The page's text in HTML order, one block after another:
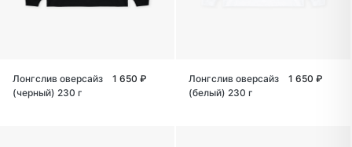
Лонгслив оверсайз
(черный) 230 г
1 650 ₽
Лонгслив оверсайз
(белый) 230 г
1 650 ₽